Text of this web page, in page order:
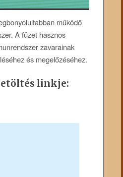
működő
A füzet hasznos
zavarainak
és megelőzéséhez.
linkje: